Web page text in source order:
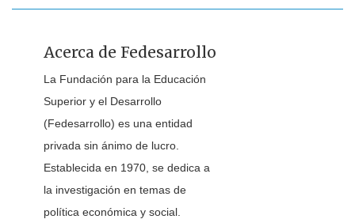
Acerca de Fedesarrollo
La Fundación para la Educación
Superior y el Desarrollo
(Fedesarrollo) es una entidad
privada sin ánimo de lucro.
Establecida en 1970, se dedica a
la investigación en temas de
política económica y social.